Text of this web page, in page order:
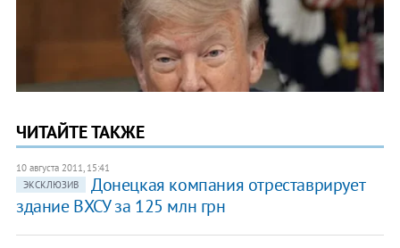
ЧИТАЙТЕ ТАКЖЕ
10 августа 2011, 15:41
ЭКСКЛЮЗИВ
Донецкая компания отреставрирует
здание ВХСУ за 125 млн грн